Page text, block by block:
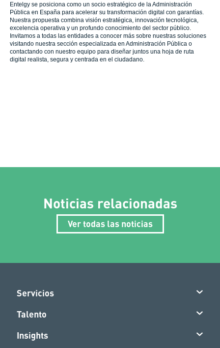
Entelgy se posiciona como un socio estratégico de la Administración
Pública en España para acelerar su transformación digital con garantías.
Nuestra propuesta combina visión estratégica, innovación tecnológica,
excelencia operativa y un profundo conocimiento del sector público.
Invitamos a todas las entidades a conocer más sobre nuestras soluciones
visitando nuestra sección especializada en Administración Pública o
contactando con nuestro equipo para diseñar juntos una hoja de ruta
digital realista, segura y centrada en el ciudadano.
Noticias relacionadas
Ver todas las noticias
Servicios
Talento
Insights